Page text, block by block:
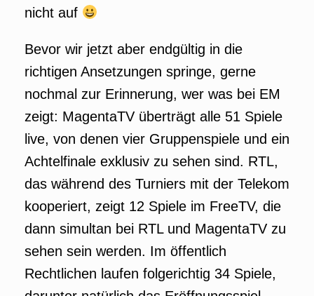
nicht auf
Bevor wir jetzt aber endgültig in die
richtigen Ansetzungen springe, gerne
nochmal zur Erinnerung, wer was bei EM
zeigt: MagentaTV überträgt alle 51 Spiele
live, von denen vier Gruppenspiele und ein
Achtelfinale exklusiv zu sehen sind. RTL,
das während des Turniers mit der Telekom
kooperiert, zeigt 12 Spiele im FreeTV, die
dann simultan bei RTL und MagentaTV zu
sehen sein werden. Im öffentlich
Rechtlichen laufen folgerichtig 34 Spiele,